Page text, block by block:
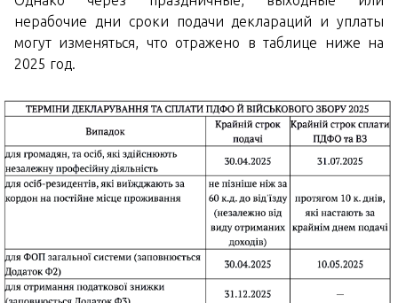
нерабочие дни сроки подачи деклараций и уплаты
могут изменяться, что отражено в таблице ниже на
2025 год.